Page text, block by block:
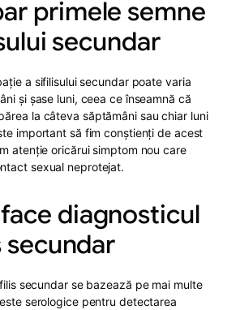
primele semne
secundar
a sifilisului secundar poate varia
și șase luni, ceea ce înseamnă că
la câteva săptămâni sau chiar luni
important să fim conștienți de acest
atenție oricărui simptom nou care
sexual neprotejat.
diagnosticul
secundar
secundar se bazează pe mai multe
serologice pentru detectarea